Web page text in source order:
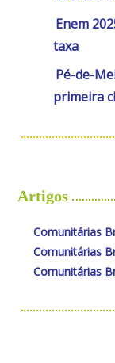
Enem
taxa
Pé-de-
primeira
Artigos
Comunitárias
Comunitárias
Comunitárias